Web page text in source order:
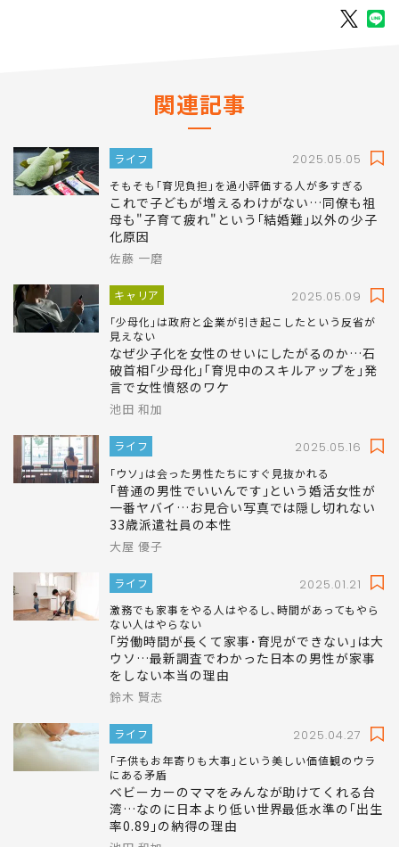
関連記事
ライフ 2025.05.05
そもそも｢育児負担｣を過小評価する人が多すぎる
これで子どもが増えるわけがない…同僚も祖
母も"子育て疲れ"という｢結婚難｣以外の少子
化原因
佐藤 一磨
キャリア 2025.05.09
｢少母化｣は政府と企業が引き起こしたという反省が
見えない
なぜ少子化を女性のせいにしたがるのか…石
破首相｢少母化｣｢育児中のスキルアップを｣発
言で女性憤怒のワケ
池田 和加
ライフ 2025.05.16
｢ウソ｣は会った男性たちにすぐ見抜かれる
｢普通の男性でいいんです｣という婚活女性が
一番ヤバイ…お見合い写真では隠し切れない
33歳派遣社員の本性
大屋 優子
ライフ 2025.01.21
激務でも家事をやる人はやるし､時間があってもやら
ない人はやらない
｢労働時間が長くて家事･育児ができない｣は大
ウソ…最新調査でわかった日本の男性が家事
をしない本当の理由
鈴木 賢志
ライフ 2025.04.27
｢子供もお年寄りも大事｣という美しい価値観のウラ
にある矛盾
ベビーカーのママをみんなが助けてくれる台
湾…なのに日本より低い世界最低水準の｢出生
率0.89｣の納得の理由